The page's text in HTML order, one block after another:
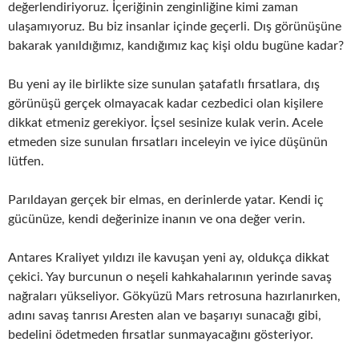
değerlendiriyoruz. İçeriğinin zenginliğine kimi zaman
ulaşamıyoruz. Bu biz insanlar içinde geçerli. Dış görünüşüne
bakarak yanıldığımız, kandığımız kaç kişi oldu bugüne kadar?
Bu yeni ay ile birlikte size sunulan şatafatlı fırsatlara, dış
görünüşü gerçek olmayacak kadar cezbedici olan kişilere
dikkat etmeniz gerekiyor. İçsel sesinize kulak verin. Acele
etmeden size sunulan fırsatları inceleyin ve iyice düşünün
lütfen.
Parıldayan gerçek bir elmas, en derinlerde yatar. Kendi iç
gücünüze, kendi değerinize inanın ve ona değer verin.
Antares Kraliyet yıldızı ile kavuşan yeni ay, oldukça dikkat
çekici. Yay burcunun o neşeli kahkahalarının yerinde savaş
nağraları yükseliyor. Gökyüzü Mars retrosuna hazırlanırken,
adını savaş tanrısı Aresten alan ve başarıyı sunacağı gibi,
bedelini ödetmeden fırsatlar sunmayacağını gösteriyor.